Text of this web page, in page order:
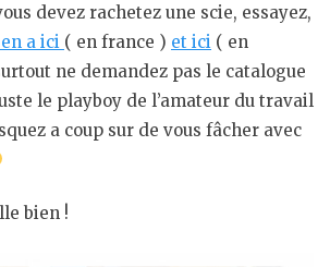
devez rachetez une scie, essayez,
a ici ( en france ) et ici ( en
ne demandez pas le catalogue
le playboy de l’amateur du travail
a coup sur de vous fâcher avec
bien !